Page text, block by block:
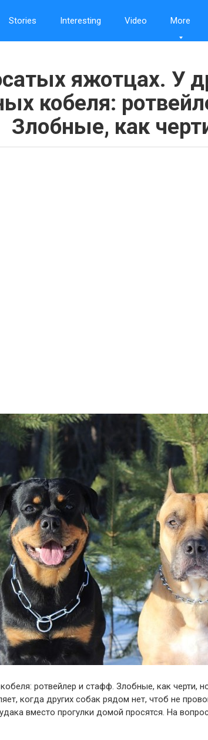
Stories Interesting Video More
яжотцах. У
кобеля:
Злобные, как
ротвейлер и стафф. Злобные, как черти,
когда других собак рядом нет, чтоб не
вместо прогулки домой просятся. На